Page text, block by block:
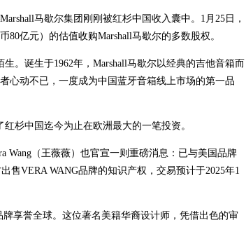
马歇尔集团刚刚被红杉中国收入囊中。1月25日，
80亿元）的估值收购Marshall马歇尔的多数股权。
诞生于1962年，Marshall马歇尔以经典的吉他音箱而
心动不已，一度成为中国蓝牙音箱线上市场的第一品
杉中国迄今为止在欧洲最大的一笔投资。
（王薇薇）也官宣一则重磅消息：已与美国品牌
售VERA WANG品牌的知识产权，交易预计于2025年1
享誉全球。这位著名美籍华裔设计师，凭借出色的审